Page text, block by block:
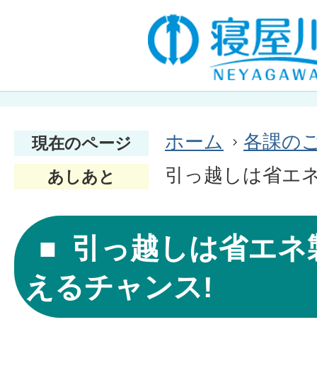
現在のページ ホーム 各課の
あしあと 引っ越しは省エ
引っ越しは省エ
えるチャンス!